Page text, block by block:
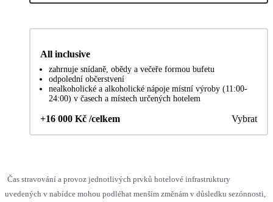
All inclusive
zahrnuje snídaně, obědy a večeře formou bufetu
odpolední občerstvení
nealkoholické a alkoholické nápoje místní výroby (11:00-
24:00) v časech a místech určených hotelem
+16 000 Kč /celkem Vybrat
Čas stravování a provoz jednotlivých prvků hotelové infrastruktury
uvedených v nabídce mohou podléhat menším změnám v důsledku sezónnosti,